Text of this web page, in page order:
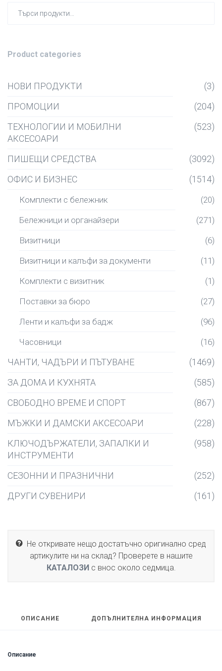
Product categories
НОВИ ПРОДУКТИ
(3)
ПРОМОЦИИ
(204)
ТЕХНОЛОГИИ И МОБИЛНИ
АКСЕСОАРИ
(523)
ПИШЕЩИ СРЕДСТВА
(3092)
ОФИС И БИЗНЕС
(1514)
Комплекти с бележник (20)
Бележници и органайзери (271)
Визитници (6)
Визитници и калъфи за документи (11)
Комплекти с визитник (1)
Поставки за бюро (27)
Ленти и калъфи за бадж (96)
Часовници (16)
ЧАНТИ, ЧАДЪРИ И ПЪТУВАНЕ
(1469)
ЗА ДОМА И КУХНЯТА
(585)
СВОБОДНО ВРЕМЕ И СПОРТ
(867)
МЪЖКИ И ДАМСКИ АКСЕСОАРИ
(228)
КЛЮЧОДЪРЖАТЕЛИ, ЗАПАЛКИ И
ИНСТРУМЕНТИ
(958)
СЕЗОННИ И ПРАЗНИЧНИ
(252)
ДРУГИ СУВЕНИРИ
(161)
Не откривате нещо достатъчно оригинално сред
артикулите ни на склад? Проверете в нашите
КАТАЛОЗИс внос около седмица.
ОПИСАНИЕ ДОПЪЛНИТЕЛНА ИНФОРМАЦИЯ
Описание